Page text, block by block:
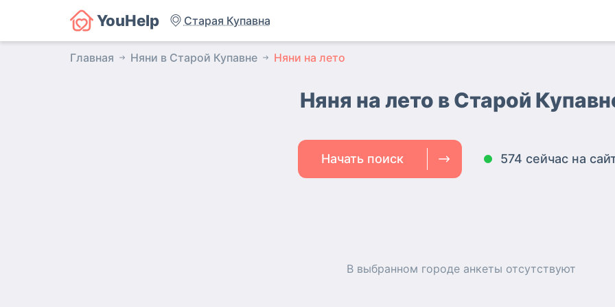
YouHelp Старая Купавна
Главная Няни в Старой Купавне Няни на лето
Няня на лето в Старой
Начать поиск 574 сейчас на
В выбранном городе анкеты отсутствуют